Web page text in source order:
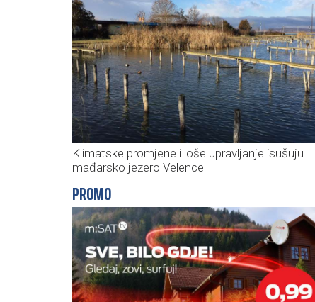
Klimatske promjene i loše upravljanje isušuju
mađarsko jezero Velence
PROMO